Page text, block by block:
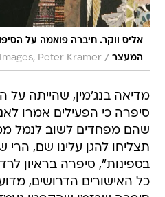
אליס ווקר. חיברה פואמה על
המעצר /
Peter Kramer
מדיאה בנג'מין, שהייתה על
סיפרה כי הפעילים אמרו
שהם מפחדים לשוב לנמל
תצליחו להגן עלינו שם, הרי
בספינות", סיפרה בראיון
כל האישורים הדרושים,